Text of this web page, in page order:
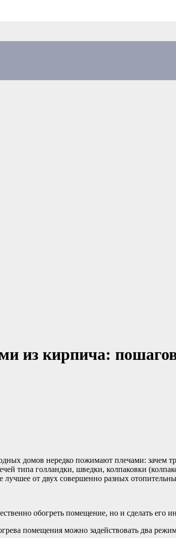
из кирпича:
домов нередко пожимают плечами: зачем
типа голландки, шведки, колпаковки
лучшее от двух совершенно разных
обогреть помещение, но и сделать его
помещения можно задействовать два